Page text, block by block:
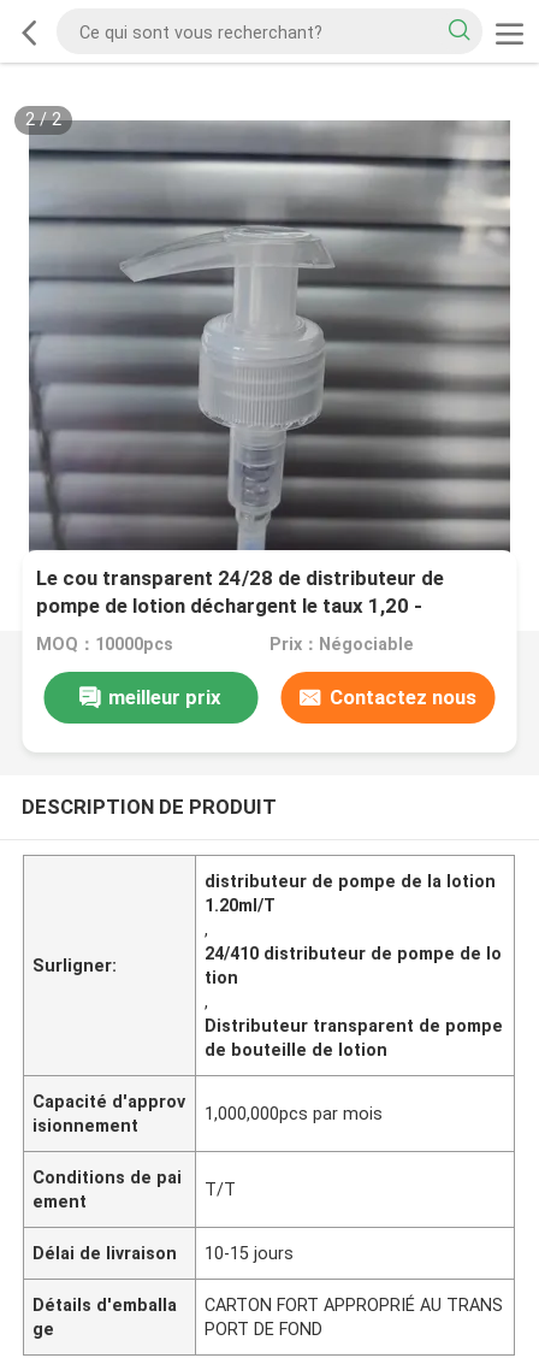
2/2
Le cou transparent 24/28 de distributeur de
pompe de lotion déchargent le taux 1,20 -
1.50ml/T
MOQ：10000pcs Prix：Négociable
meilleur prix Contactez nous
DESCRIPTION DE PRODUIT
Surligner:
distributeur de pompe de la lotion
1.20ml/T
,
24/410 distributeur de pompe de lo
tion
,
Distributeur transparent de pompe
de bouteille de lotion
Capacité d'approv
isionnement
1,000,000pcs par mois
Conditions de pai
ement
T/T
Délai de livraison 10-15 jours
Détails d'emballa
ge
CARTON FORT APPROPRIÉ AU TRANS
PORT DE FOND